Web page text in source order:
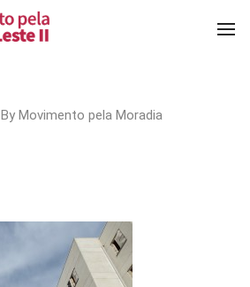
By Movimento pela Moradia